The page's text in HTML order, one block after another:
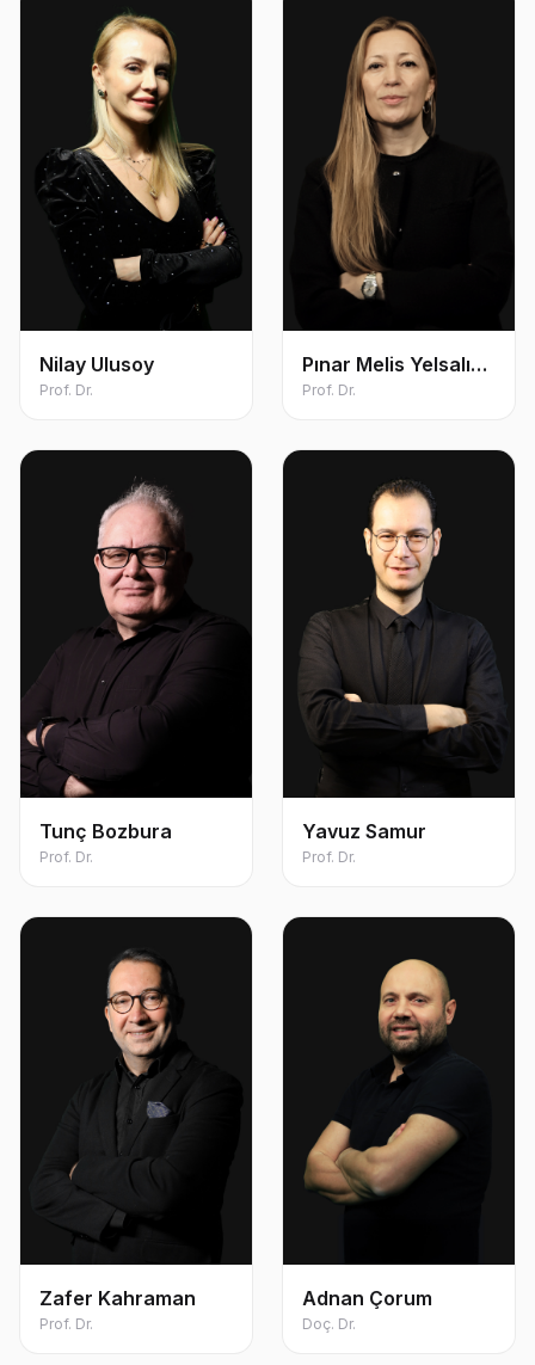
Nilay Ulusoy
Prof. Dr.
Pınar Melis Yelsalı
Parmaksız
Prof. Dr.
Tunç Bozbura
Prof. Dr.
Yavuz Samur
Prof. Dr.
Zafer Kahraman
Prof. Dr.
Adnan Çorum
Doç. Dr.